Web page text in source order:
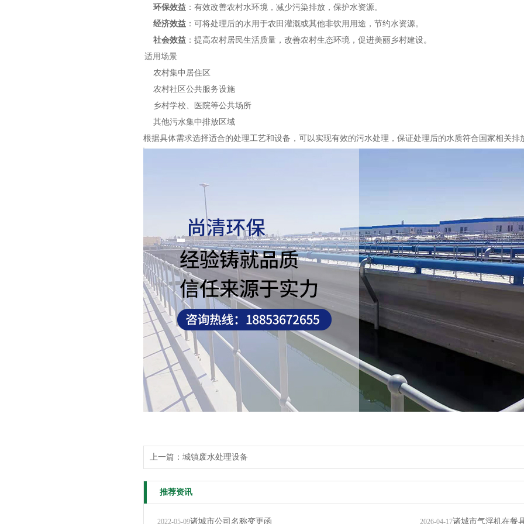
环保效益 ：有效改善农村水环境，减少污染排放，保护水资源。
经济效益 ：可将处理后的水用于农田灌溉或其他非饮用用途，节约水资源。
社会效益 ：提高农村居民生活质量，改善农村生态环境，促进美丽乡村建设。
适用场景
农村集中居住区
农村社区公共服务设施
乡村学校、医院等公共场所
其他污水集中排放区域
根据具体需求选择适合的处理工艺和设备，可以实现有效的污水处理，保证处理后的水质符合国家相关排
上一篇： 城镇废水处理设备
推荐资讯
2022-05-09诸城市公司名称变更函 2026-04-17诸城市气浮机在餐